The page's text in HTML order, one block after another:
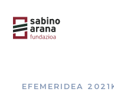
EFEMERIDEA